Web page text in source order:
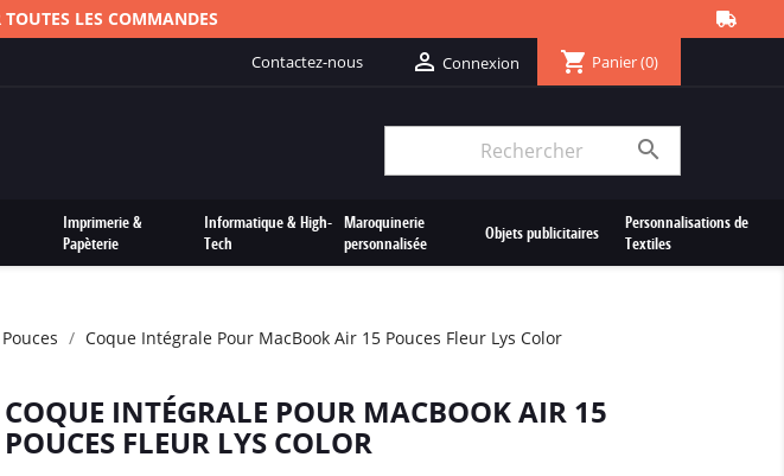
TOUTES LES COMMANDES
Contactez-nous  Connexion shopping_cart Panier(0)

Imprimerie &
Papèterie
Informatique & High-
Tech
Maroquinerie
personnalisée
Objets publicitaires
Personnalisations de
Textiles
Coque Intégrale Pour MacBook Air 15 Pouces Fleur Lys Color
COQUE INTÉGRALE POUR MACBOOK AIR 15
POUCES FLEUR LYS COLOR